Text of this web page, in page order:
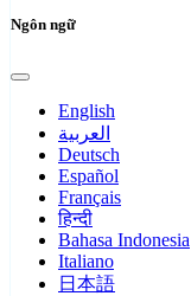
Ngôn ngữ
English
العربية
Deutsch
Español
Français
हिन्दी
Bahasa Indonesia
Italiano
日本語